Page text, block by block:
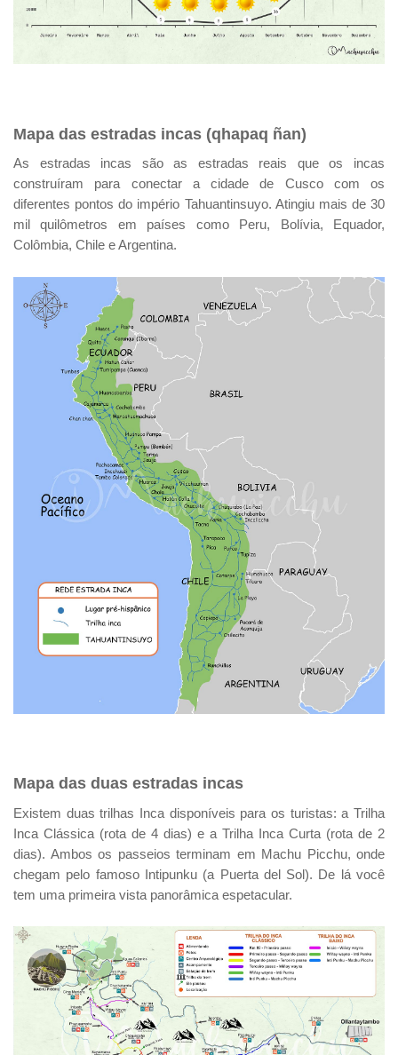
Mapa das estradas incas (qhapaq ñan)
As estradas incas são as estradas reais que os incas
construíram para conectar a cidade de Cusco com os
diferentes pontos do império Tahuantinsuyo. Atingiu mais de 30
mil quilômetros em países como Peru, Bolívia, Equador,
Colômbia, Chile e Argentina.
Mapa das duas estradas incas
Existem duas trilhas Inca disponíveis para os turistas: a Trilha
Inca Clássica (rota de 4 dias) e a Trilha Inca Curta (rota de 2
dias). Ambos os passeios terminam em Machu Picchu, onde
chegam pelo famoso Intipunku (a Puerta del Sol). De lá você
tem uma primeira vista panorâmica espetacular.